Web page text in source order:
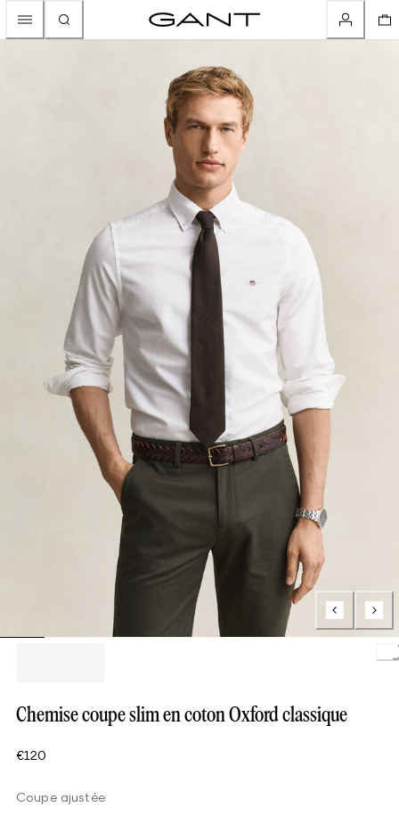
Chemise coupe slim en coton Oxford classique
€120
Coupe ajustée